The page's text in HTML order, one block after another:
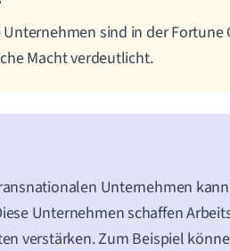
sind in der Fortune
Macht verdeutlicht.
Unternehmen
Unternehmen schaffen
verstärken. Zum Beispiel